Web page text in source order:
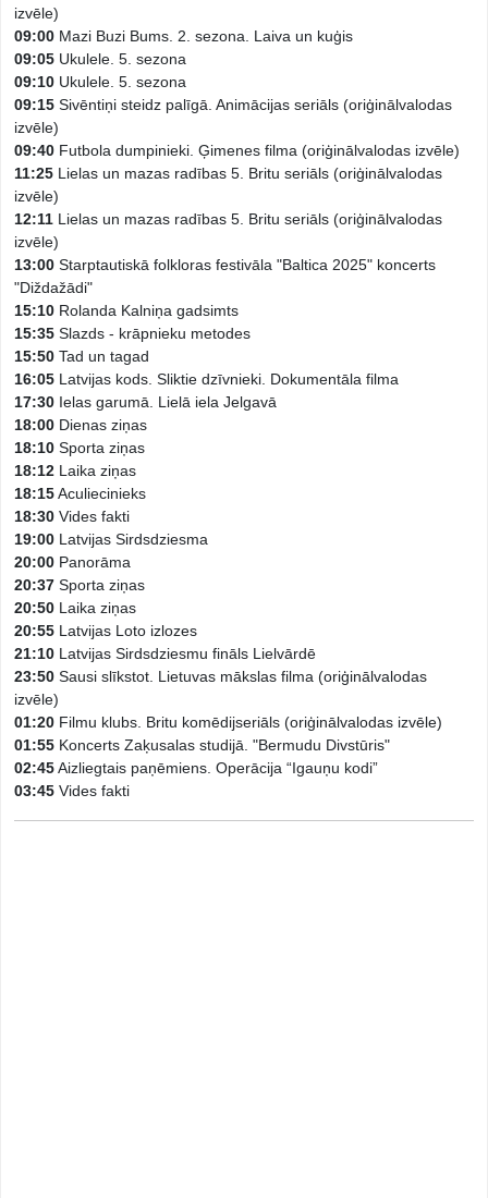
izvēle)
09:00 Mazi Buzi Bums. 2. sezona. Laiva un kuģis
09:05 Ukulele. 5. sezona
09:10 Ukulele. 5. sezona
09:15 Sivēntiņi steidz palīgā. Animācijas seriāls (oriģinālvalodas
izvēle)
09:40 Futbola dumpinieki. Ģimenes filma (oriģinālvalodas izvēle)
11:25 Lielas un mazas radības 5. Britu seriāls (oriģinālvalodas
izvēle)
12:11 Lielas un mazas radības 5. Britu seriāls (oriģinālvalodas
izvēle)
13:00 Starptautiskā folkloras festivāla "Baltica 2025" koncerts
"Diždažādi"
15:10 Rolanda Kalniņa gadsimts
15:35 Slazds - krāpnieku metodes
15:50 Tad un tagad
16:05 Latvijas kods. Sliktie dzīvnieki. Dokumentāla filma
17:30 Ielas garumā. Lielā iela Jelgavā
18:00 Dienas ziņas
18:10 Sporta ziņas
18:12 Laika ziņas
18:15Aculiecinieks
18:30 Vides fakti
19:00 Latvijas Sirdsdziesma
20:00 Panorāma
20:37 Sporta ziņas
20:50 Laika ziņas
20:55 Latvijas Loto izlozes
21:10 Latvijas Sirdsdziesmu fināls Lielvārdē
23:50 Sausi slīkstot. Lietuvas mākslas filma (oriģinālvalodas
izvēle)
01:20 Filmu klubs. Britu komēdijseriāls (oriģinālvalodas izvēle)
01:55 Koncerts Zaķusalas studijā. "Bermudu Divstūris"
02:45Aizliegtais paņēmiens. Operācija “Igauņu kodi”
03:45 Vides fakti